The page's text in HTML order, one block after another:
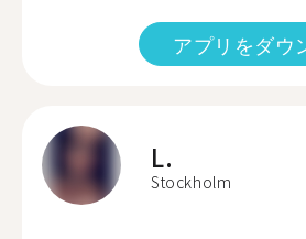
アプリをダウ
L.
Stockholm